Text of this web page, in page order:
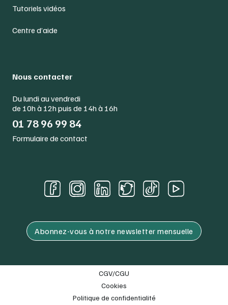
Tutoriels vidéos
Centre d’aide
Nous contacter
Du lundi au vendredi
de 10h à 12h puis de 14h à 16h
01 78 96 99 84
Formulaire de contact
Abonnez-vous à notre newsletter mensuelle
CGV/CGU
Cookies
Politique de confidentialité